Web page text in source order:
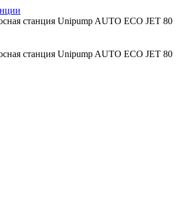
станция Unipump AUTO ECO JET 80
станция Unipump AUTO ECO JET 80